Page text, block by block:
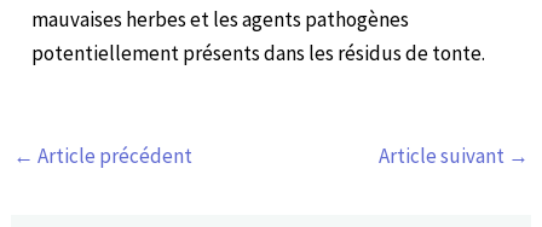
mauvaises herbes et les agents pathogènes
potentiellement présents dans les résidus de tonte.
← Article précédent Article suivant →